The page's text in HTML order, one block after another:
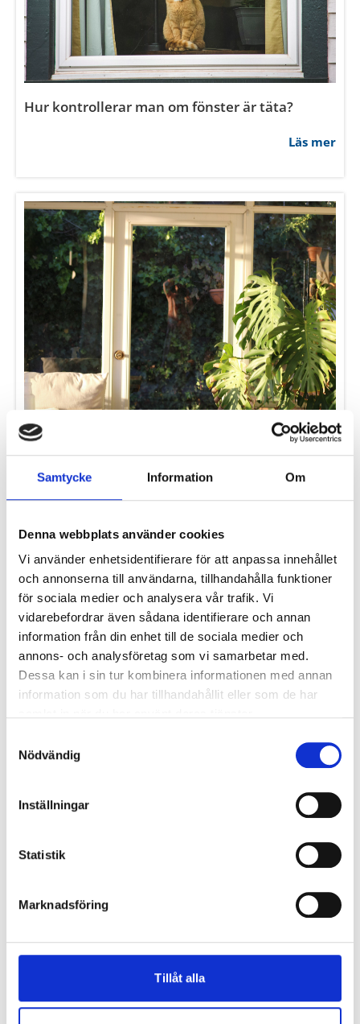
Läs mer
Vad kostar en säkerhetsdörr?
Läs mer
Hur är en ytterdörr uppbyggd?
Läs mer
Hur vet man vilket mått en ytterdörr ska ha?
Läs mer